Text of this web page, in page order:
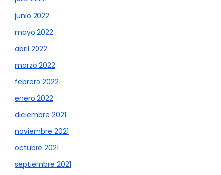
junio 2022
mayo 2022
abril 2022
marzo 2022
febrero 2022
enero 2022
diciembre 2021
noviembre 2021
octubre 2021
septiembre 2021